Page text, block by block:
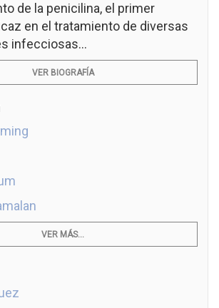
de la penicilina, el primer
en el tratamiento de diversas
infecciosas...
VER BIOGRAFÍA
VER MÁS...